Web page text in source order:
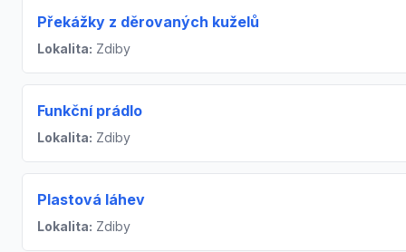
Překážky z děrovaných kuželů
Lokalita: Zdiby
Funkční prádlo
Lokalita: Zdiby
Plastová láhev
Lokalita: Zdiby